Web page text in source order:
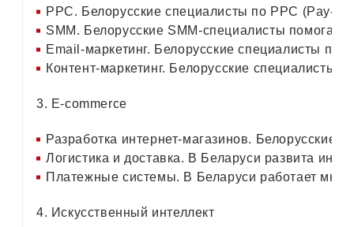
PPC. Белорусские специалисты по PPC (Pay-
SMM. Белорусские SMM-специалисты
Email-маркетинг. Белорусские специалисты по
Контент-маркетинг. Белорусские специалисты
3. E-commerce
Разработка интернет-магазинов.
Логистика и доставка. В Беларуси развита
Платежные системы. В Беларуси работает
4. Искусственный интеллект